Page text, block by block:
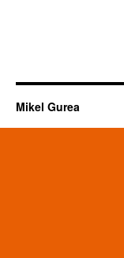
Mikel Gurea